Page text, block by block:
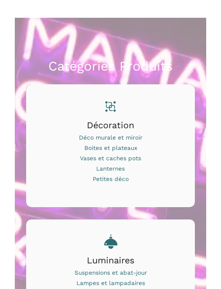
Catégories Produits
Décoration
Déco murale et miroir
Boites et plateaux
Vases et caches pots
Lanternes
Petites déco
Luminaires
Suspensions et abat-jour
Lampes et lampadaires